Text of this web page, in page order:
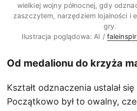
wielkiej wojny północnej, gdy
zaszczytem, narzędziem lojalności i
gry.
Ilustracja poglądowa: AI /
Od medalionu do krzyża
Kształt odznaczenia ustalał
Początkowo był to owalny,